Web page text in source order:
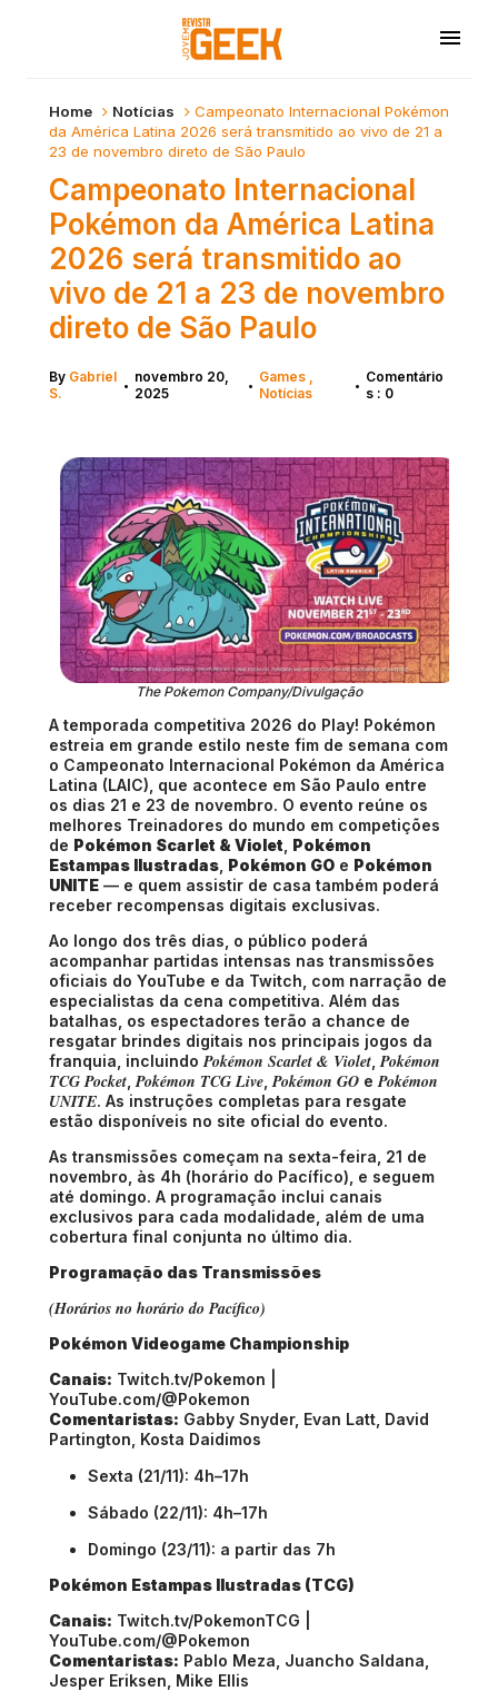
Home Notícias
Campeonato Internacional Pokémon
da América Latina 2026 será transmitido ao vivo de 21 a
23 de novembro direto de São Paulo
Campeonato Internacional
Pokémon da América Latina
2026 será transmitido ao
vivo de 21 a 23 de novembro
direto de São Paulo
By Gabriel
S.
• novembro 20,
2025
• Games
Notícias
• Comentário
s : 0
The Pokemon Company/Divulgação
A temporada competitiva 2026 do Play! Pokémon
estreia em grande estilo neste fim de semana com
o Campeonato Internacional Pokémon da América
Latina (LAIC), que acontece em São Paulo entre
os dias 21 e 23 de novembro. O evento reúne os
melhores Treinadores do mundo em competições
de Pokémon Scarlet & Violet Pokémon
Estampas Ilustradas Pokémon GO e Pokémon
UNITE — e quem assistir de casa também poderá
receber recompensas digitais exclusivas.
Ao longo dos três dias, o público poderá
acompanhar partidas intensas nas transmissões
oficiais do YouTube e da Twitch, com narração de
especialistas da cena competitiva. Além das
batalhas, os espectadores terão a chance de
resgatar brindes digitais nos principais jogos da
franquia, incluindo Pokémon Scarlet & Violet Pokémon
TCG Pocket Pokémon TCG Live Pokémon GO e Pokémon
UNITE. As instruções completas para resgate
estão disponíveis no site oficial do evento.
As transmissões começam na sexta-feira, 21 de
novembro, às 4h (horário do Pacífico), e seguem
até domingo. A programação inclui canais
exclusivos para cada modalidade, além de uma
cobertura final conjunta no último dia.
Programação das Transmissões
(Horários no horário do Pacífico)
Pokémon Videogame Championship
Canais: Twitch.tv/Pokemon |
YouTube.com/@Pokemon
Comentaristas: Gabby Snyder, Evan Latt, David
Partington, Kosta Daidimos
Sexta (21/11): 4h–17h
Sábado (22/11): 4h–17h
Domingo (23/11): a partir das 7h
Pokémon Estampas Ilustradas (TCG)
Canais: Twitch.tv/PokemonTCG |
YouTube.com/@Pokemon
Comentaristas: Pablo Meza, Juancho Saldana,
Jesper Eriksen, Mike Ellis